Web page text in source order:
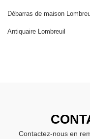
Débarras de maison
Antiquaire Lombreuil
Contactez-nous en